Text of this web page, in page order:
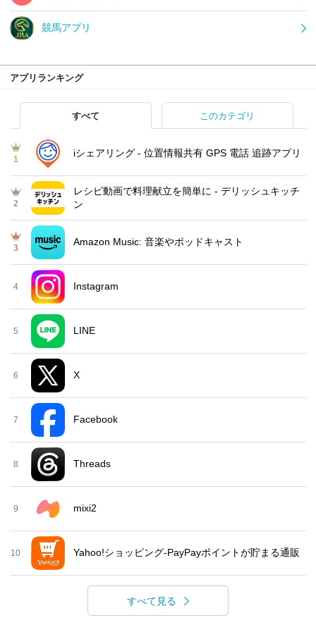
競馬アプリ
アプリランキング
すべて このカテゴリ
1
iシェアリング - 位置情報共有 GPS 電話 追跡アプリ
2
レシピ動画で料理献立を簡単‪に - デリッシュキッチ
ン
3
Amazon Music: 音楽やポッドキャスト
4 Instagram
5 LINE
6 X
7 Facebook
8 Threads
9 mixi2
10 Yahoo!ショッピング-PayPayポイントが貯まる通販
すべて見る